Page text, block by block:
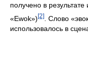
получено в
«Ewok»)[2]
. Слово
использовалось в